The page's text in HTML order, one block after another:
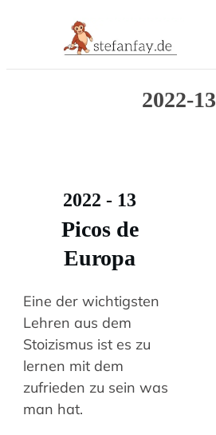
2022-13
2022 - 13
Picos de
Europa
Eine der wichtigsten
Lehren aus dem
Stoizismus ist es zu
lernen mit dem
zufrieden zu sein was
man hat.